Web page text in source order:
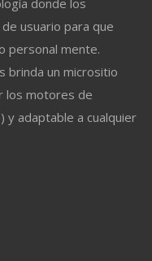
usuario para que
personal mente.
brinda un micrositio
los motores de
y adaptable a cualquier